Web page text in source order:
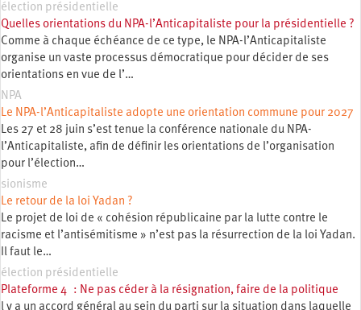
élection présidentielle
Quelles orientations du NPA-l’Anticapitaliste pour la présidentielle ?
Comme à chaque échéance de ce type, le NPA-l’Anticapitaliste
organise un vaste processus démocratique pour décider de ses
orientations en vue de l’…
NPA
Le NPA-l’Anticapitaliste adopte une orientation commune pour 2027
Les 27 et 28 juin s’est tenue la conférence nationale du NPA-
l’Anticapitaliste, afin de définir les orientations de l’organisation
pour l’élection…
sionisme
Le retour de la loi Yadan ?
Le projet de loi de « cohésion républicaine par la lutte contre le
racisme et l’antisémitisme » n’est pas la résurrection de la loi Yadan.
Il faut le…
élection présidentielle
Plateforme 4 : Ne pas céder à la résignation, faire de la politique
l y a un accord général au sein du parti sur la situation dans laquelle